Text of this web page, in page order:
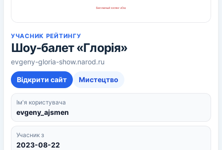
УЧАСНИК РЕЙТИНГУ
Шоу-балет «Глорія»
evgeny-gloria-show.narod.ru
Відкрити сайт Мистецтво
Ім'я користувача
evgeny_ajsmen
Учасник з
2023-08-22